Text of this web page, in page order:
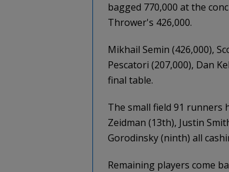
bagged 770,000 at the
Thrower's 426,000.
Mikhail Semin (426,000),
Pescatori (207,000), Dan
final table.
The small field 91 runners
Zeidman (13th), Justin
Gorodinsky (ninth) all
Remaining players come